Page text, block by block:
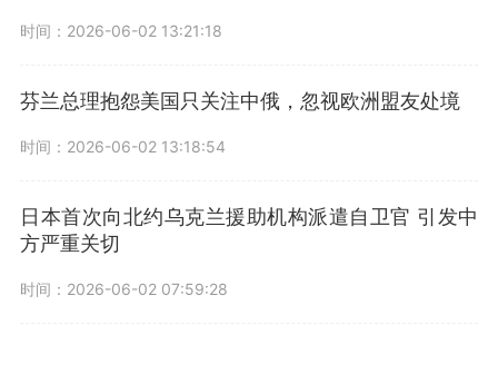
时间：2026-06-02 13:21:18
芬兰总理抱怨美国只关注中俄，忽视欧洲盟友处境
时间：2026-06-02 13:18:54
日本首次向北约乌克兰援助机构派遣自卫官 引发中
方严重关切
时间：2026-06-02 07:59:28